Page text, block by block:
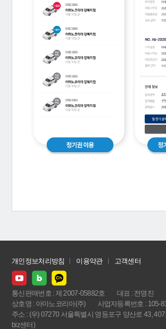
개인정보처리방침 이용약관 고객센터
통신판매번호 : 제 2007-05882호
대표 : 전명진
상호명 : 아마노코리아(주)
사업자등록번호 : 105-
주소 : (우) 07270 서울특별시 영등포구 양산로 43,
biz센터)